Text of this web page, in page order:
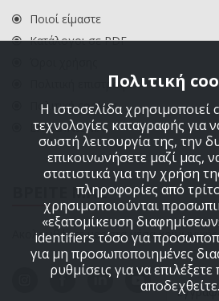
Ποιοί είμαστε
Κατάλογοι σε PDF
Πολιτική επιστροφών
Πολιτική cookies
ΕΠΙΚΟΙΝΩΝΙΑ
ΒΡΕΙΤΕ ΜΑΣ
Ακολουθήστε μας στα μέσα
Πολιτική
Η ιστοσελίδα χρησιμοποιεί
τεχνολογίες καταγραφής για
σωστή λειτουργία της, την
επικοινωνήσετε μαζί μας,
στατιστικά για την χρήση
πληροφορίες από
χρησιμοποιούνται
«εξατομίκευση
identifiers τόσο για
για μη προσωποποιημένες
ρυθμίσεις για να
αποδεχθείτε.